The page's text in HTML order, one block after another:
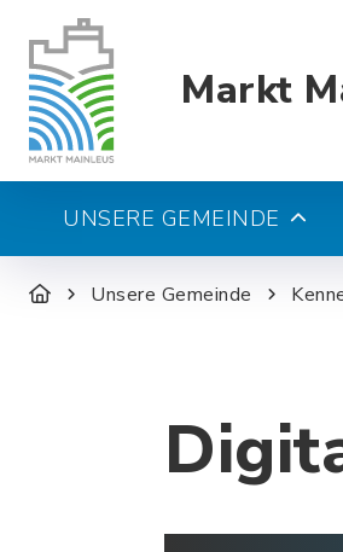
Markt
UNSERE GEMEINDE
Unsere Gemeinde